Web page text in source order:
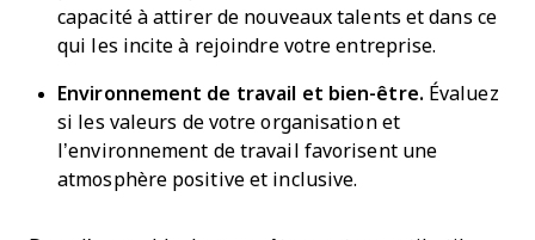
capacité à attirer de nouveaux talents et dans ce
qui les incite à rejoindre votre entreprise.
Environnement de travail et bien-être. Évaluez
si les valeurs de votre organisation et
l’environnement de travail favorisent une
atmosphère positive et inclusive.